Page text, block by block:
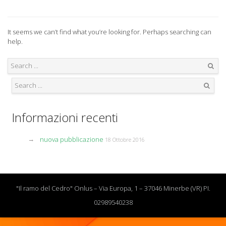
It seems we can’t find what you’re looking for. Perhaps searching can
help.
Informazioni recenti
nuova pubblicazione 18 Ottobre 2016
"Il ramo del Cedro" Onlus – Via Europa, 1 – 37046 Minerbe (VR) PI.
02989540238